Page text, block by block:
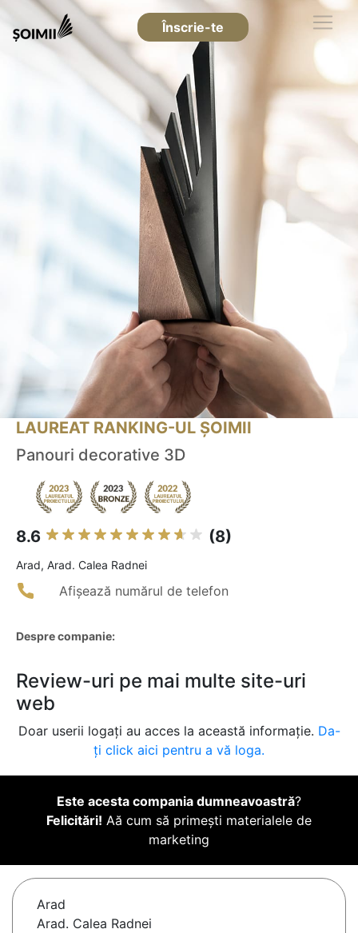
Înscrie-te
LAUREAT RANKING-UL ȘOIMII
Panouri decorative 3D
8.6 (8)
Arad, Arad. Calea Radnei
Afișează numărul de telefon
Despre companie:
Review-uri pe mai multe site-uri
web
Doar userii logați au acces la această informație. Da-
ți click aici pentru a vă loga.
Este acesta compania dumneavoastră?
Felicitări! Aă cum să primești materialele de
marketing
Arad
Arad. Calea Radnei